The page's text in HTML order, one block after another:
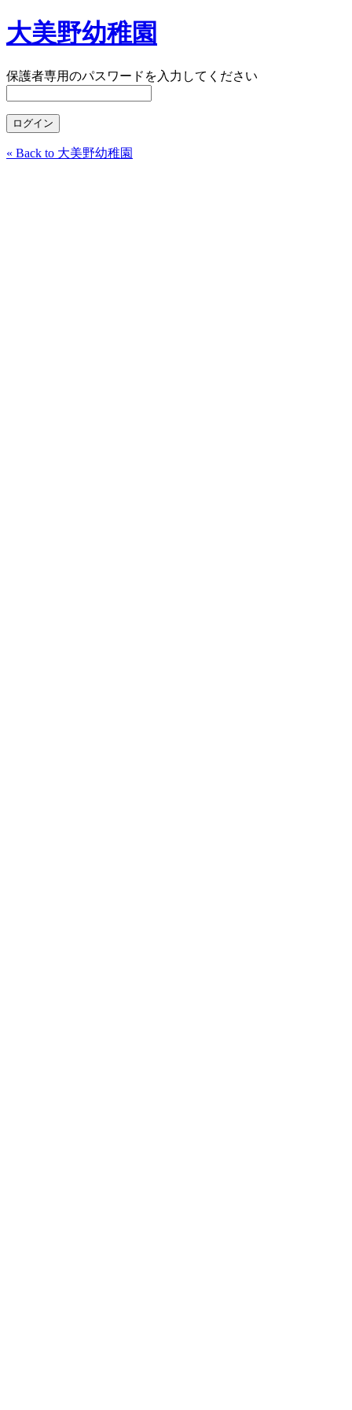
大美野幼稚園
保護者専用のパスワードを入力してください
« Back to 大美野幼稚園